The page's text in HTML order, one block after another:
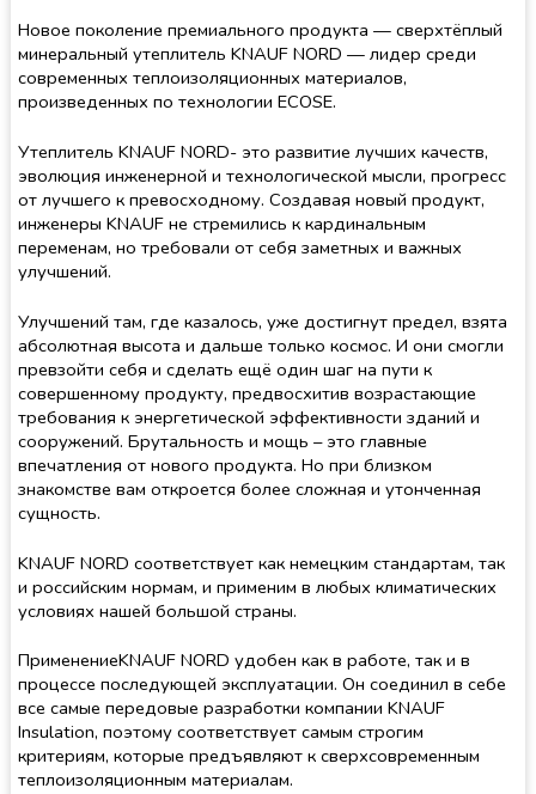
Новое поколение премиального продукта — сверхтёплый
минеральный утеплитель KNAUF NORD — лидер среди
современных теплоизоляционных материалов,
произведенных по технологии ECOSE.
Утеплитель KNAUF NORD- это развитие лучших качеств,
эволюция инженерной и технологической мысли, прогресс
от лучшего к превосходному. Создавая новый продукт,
инженеры KNAUF не стремились к кардинальным
переменам, но требовали от себя заметных и важных
улучшений.
Улучшений там, где казалось, уже достигнут предел, взята
абсолютная высота и дальше только космос. И они смогли
превзойти себя и сделать ещё один шаг на пути к
совершенному продукту, предвосхитив возрастающие
требования к энергетической эффективности зданий и
сооружений. Брутальность и мощь – это главные
впечатления от нового продукта. Но при близком
знакомстве вам откроется более сложная и утонченная
сущность.
KNAUF NORD соответствует как немецким стандартам, так
и российским нормам, и применим в любых климатических
условиях нашей большой страны.
ПрименениеKNAUF NORD удобен как в работе, так и в
процессе последующей эксплуатации. Он соединил в себе
все самые передовые разработки компании KNAUF
Insulation, поэтому соответствует самым строгим
критериям, которые предъявляют к сверхсовременным
теплоизоляционным материалам.